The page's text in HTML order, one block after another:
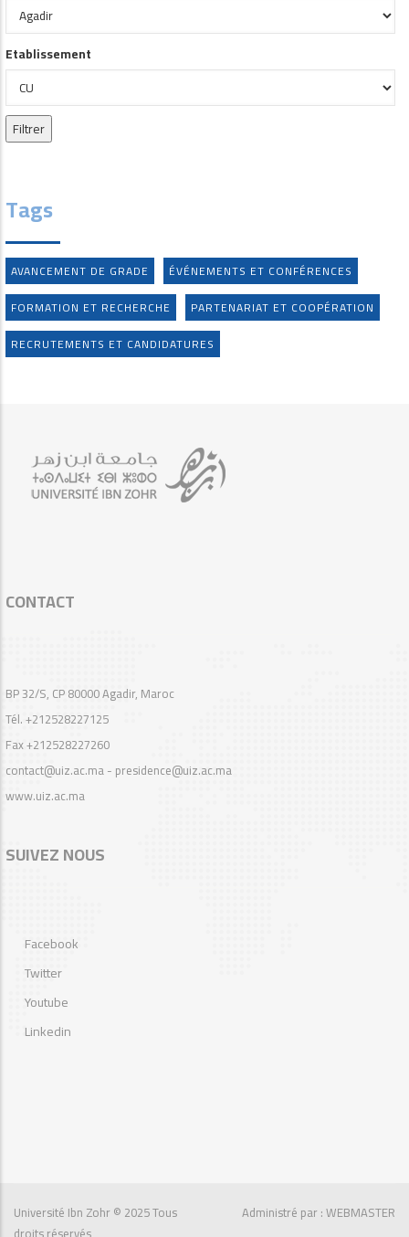
Etablissement
Tags
AVANCEMENT DE GRADE
ÉVÉNEMENTS ET CONFÉRENCES
FORMATION ET RECHERCHE
PARTENARIAT ET COOPÉRATION
RECRUTEMENTS ET CANDIDATURES
CONTACT
BP 32/S, CP 80000 Agadir, Maroc
Tél. +212528227125
Fax +212528227260
contact@uiz.ac.ma - presidence@uiz.ac.ma
www.uiz.ac.ma
SUIVEZ NOUS
Facebook
Twitter
Youtube
Linkedin
Université Ibn Zohr© 2025 Tous
Administré par : WEBMASTER